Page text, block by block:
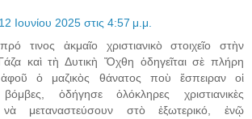
12 Ιουνίου 2025 στις 4:57 μ.μ.
τινος ἀκμαῖο χριστιανικὸ στοιχεῖο στὴν
καὶ τὴ Δυτικὴ Ὄχθη ὁδηγεῖται σὲ πλήρη
ἀφοῦ ὁ μαζικὸς θάνατος ποὺ ἔσπειραν οἱ
βόμβες, ὁδήγησε ὁλόκληρες χριστιανικὲς
νὰ μεταναστεύσουν στὸ ἐξωτερικό, ἐνῷ